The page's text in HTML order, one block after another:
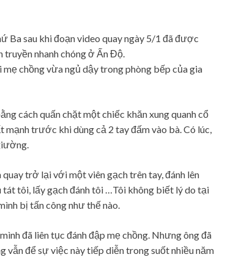
Ba sau khi đoạn video quay ngày 5/1 đã được
nhanh chóng ở Ấn Độ.
chồng vừa ngủ dậy trong phòng bếp của gia
cách quấn chặt một chiếc khăn xung quanh cổ
mạnh trước khi dùng cả 2 tay đấm vào bà. Có lúc,
trở lại với một viên gạch trên tay, đánh lên
tôi, lấy gạch đánh tôi …Tôi không biết lý do tại
bị tấn công như thế nào.
đã liên tục đánh đập mẹ chồng. Nhưng ông đã
vẫn để sự việc này tiếp diễn trong suốt nhiều năm